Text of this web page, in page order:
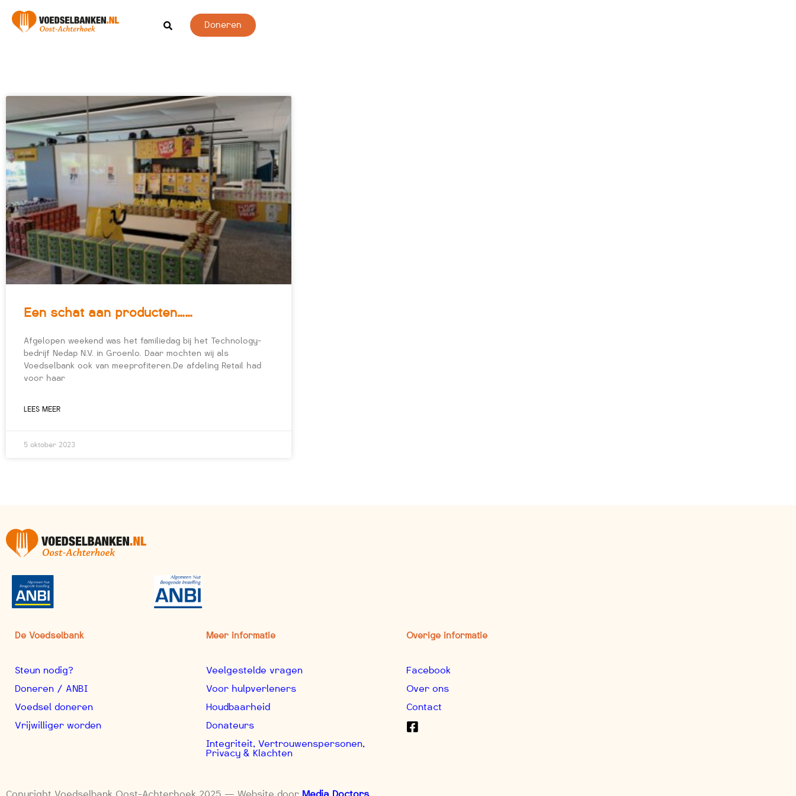
Doneren
Een schat aan producten……
Afgelopen weekend was het familiedag bij het Technology-
bedrijf Nedap N.V. in Groenlo. Daar mochten wij als
Voedselbank ook van meeprofiteren.De afdeling Retail had
voor haar
LEES MEER
5 oktober 2023
De Voedselbank
Steun nodig?
Doneren / ANBI
Voedsel doneren
Vrijwilliger worden
Meer informatie
Veelgestelde vragen
Voor hulpverleners
Houdbaarheid
Donateurs
Integriteit, Vertrouwenspersonen,
Privacy & Klachten
Overige informatie
Facebook
Over ons
Contact
Copyright Voedselbank Oost-Achterhoek 2025 — Website door Media Doctors